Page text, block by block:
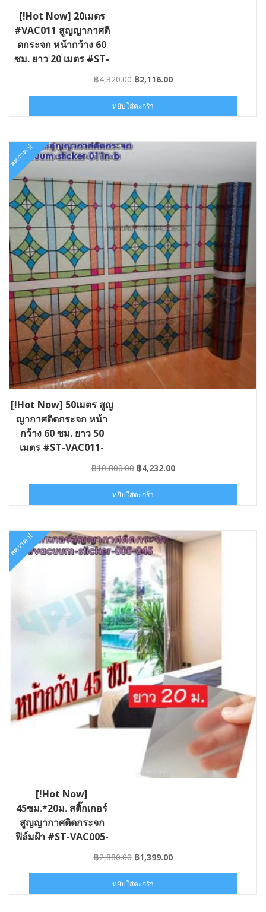
[!Hot Now] 20เมตร
#VAC011 สูญญากาศติ
ดกระจก หน้ากว้าง 60
ซม. ยาว 20 เมตร #ST-
VAC011-060×20฿4,320.00 Original
was:
฿4,320.00.
฿2,116.00Current
฿2,116.00.
หยิบใส่ตะกร้า
ลดราคา!
[!Hot Now] 50เมตร สูญ
ญากาศติดกระจก หน้า
กว้าง 60 ซม. ยาว 50
เมตร #ST-VAC011-
฿10,800.00 Original
was:
฿10,800.00.
฿4,232.00Current
฿4,232.00.
หยิบใส่ตะกร้า
ลดราคา!
[!Hot Now]
45ซม.*20ม. สติ๊กเกอร์
สูญญากาศติดกระจก
ฟิล์มฝ้า #ST-VAC005-
฿2,880.00 Original
was:
฿2,880.00.
฿1,399.00Current
฿1,399.00.
หยิบใส่ตะกร้า